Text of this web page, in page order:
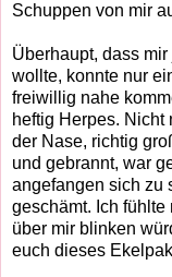
Schuppen von mir
Überhaupt, dass
wollte, konnte nur
freiwillig nahe
heftig Herpes. Nicht
der Nase, richtig
und gebrannt, war
angefangen sich zu
geschämt. Ich fühlte
über mir blinken
euch dieses